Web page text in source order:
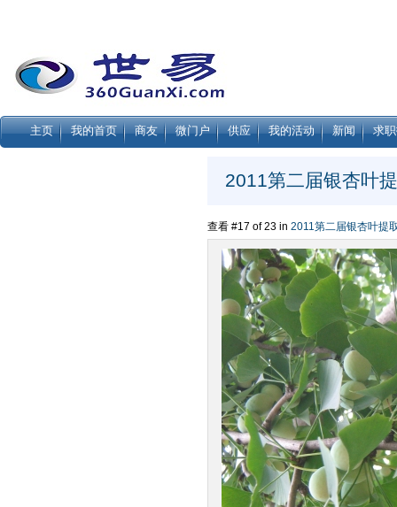
主页 我的首页 商友 微门户 供应 我的活动 新闻 求
2011第二届银杏叶
查看 #17 of 23 in 2011第二届银杏叶提